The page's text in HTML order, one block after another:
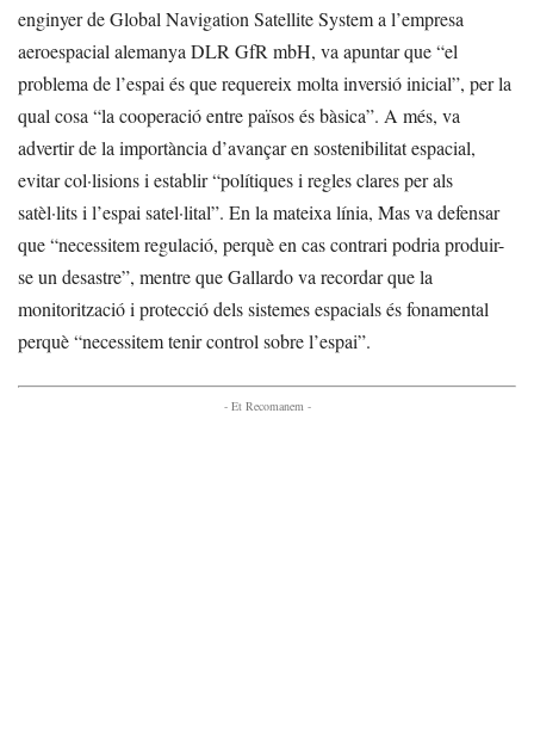
enginyer de Global Navigation Satellite System a l’empresa
aeroespacial alemanya DLR GfR mbH, va apuntar que “el
problema de l’espai és que requereix molta inversió inicial”, per la
qual cosa “la cooperació entre països és bàsica”. A més, va
advertir de la importància d’avançar en sostenibilitat espacial,
evitar col·lisions i establir “polítiques i regles clares per als
satèl·lits i l’espai satel·lital”. En la mateixa línia, Mas va defensar
que “necessitem regulació, perquè en cas contrari podria produir-
se un desastre”, mentre que Gallardo va recordar que la
monitorització i protecció dels sistemes espacials és fonamental
perquè “necessitem tenir control sobre l’espai”.
- Et Recomanem -